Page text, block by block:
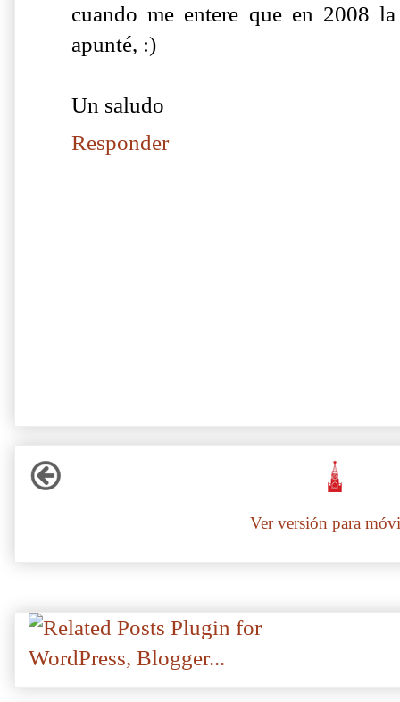
cuando me entere que en 2008
apunté, :)
Un saludo
Responder
Ver versión para